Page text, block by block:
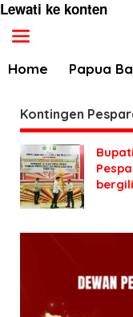
Lewati ke konten
Home Papua
Kontingen